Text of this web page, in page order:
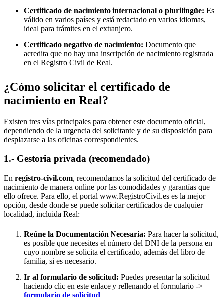
Certificado de nacimiento internacional o plurilingüe: Es
válido en varios países y está redactado en varios idiomas,
ideal para trámites en el extranjero.
Certificado negativo de nacimiento: Documento que
acredita que no hay una inscripción de nacimiento registrada
en el Registro Civil de Real.
¿Cómo solicitar el certificado de
nacimiento en Real?
Existen tres vías principales para obtener este documento oficial,
dependiendo de la urgencia del solicitante y de su disposición para
desplazarse a las oficinas correspondientes.
1.- Gestoria privada (recomendado)
En registro-civil.com, recomendamos la solicitud del certificado de
nacimiento de manera online por las comodidades y garantías que
ello ofrece. Para ello, el portal www.RegistroCivil.es es la mejor
opción, desde donde se puede solicitar certificados de cualquier
localidad, incluida Real:
Reúne la Documentación Necesaria: Para hacer la solicitud,
es posible que necesites el número del DNI de la persona en
cuyo nombre se solicita el certificado, además del libro de
familia, si es necesario.
Ir al formulario de solicitud: Puedes presentar la solicitud
haciendo clic en este enlace y rellenando el formulario ->
formulario de solicitud.